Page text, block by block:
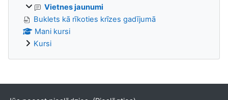
Vietnes jaunumi
Buklets kā rīkoties krīzes gadījumā
Mani kursi
Kursi
Supplementary blocks